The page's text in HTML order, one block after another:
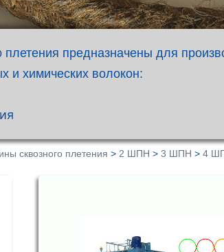
предназначены для
и химических волокон:
сквозного плетения > 2 ШПН > 3 ШПН > 4